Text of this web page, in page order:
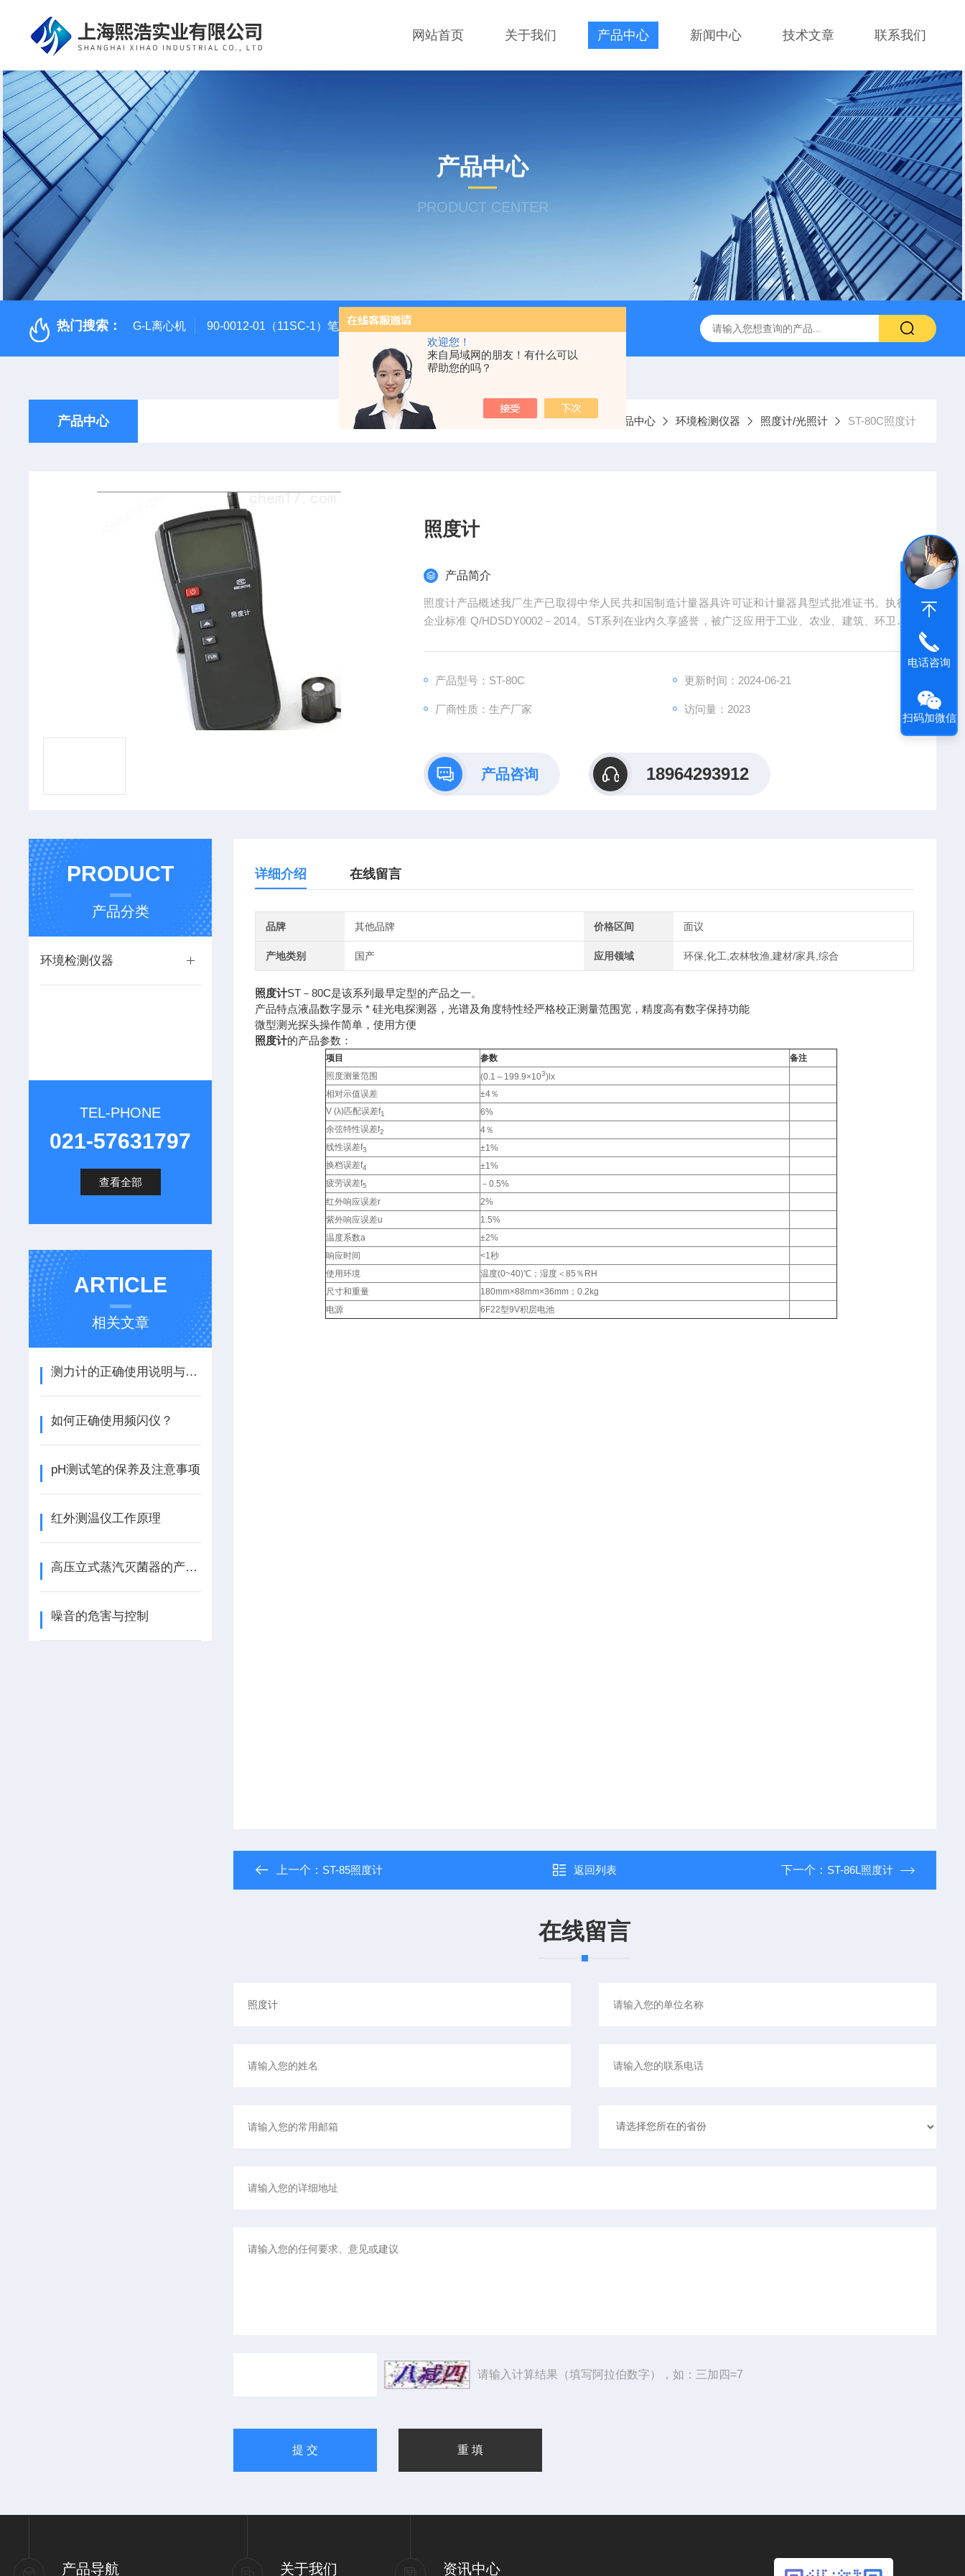
欢迎您！
来自局域网的朋友！有什么可以
帮助您的吗？
网站首页 关于我们 产品中心 新闻中心 技术文章 联系我们
产品中心
PRODUCT CENTER
热门搜索： G-L离心机 90-0012-01（11SC-1）笔式汞灯 ZX-3手持式超声波测厚仪 ST800-EA红外灭菌器 SN210C高压立式蒸汽灭
产品中心 当前位置：首页 产品中心 环境检测仪器 照度计/光照计 ST-80C照度计
照度计
产品简介
照度计产品概述我厂生产已取得中华人民共和国制造计量器具许可证和计量器具型式批准证书。执行
企业标准 Q/HDSDY0002－2014。ST系列在业内久享盛誉，被广泛应用于工业、农业、建筑、环卫、
产品型号：ST-80C 更新时间：2024-06-21
厂商性质：生产厂家 访问量：2023
产品咨询 18964293912
PRODUCT
产品分类
环境检测仪器
TEL-PHONE
021-57631797
查看全部
ARTICLE
相关文章
测力计的正确使用说明与操作？
如何正确使用频闪仪？
pH测试笔的保养及注意事项
红外测温仪工作原理
高压立式蒸汽灭菌器的产品技术特点和用途说明
噪音的危害与控制
详细介绍 在线留言
品牌 其他品牌 价格区间 面议
产地类别 国产 应用领域 环保,化工,农林牧渔,建材/家具,综合
照度计ST－80C是该系列最早定型的产品之一。
产品特点液晶数字显示 * 硅光电探测器，光谱及角度特性经严格校正测量范围宽，精度高有数字保持功能
微型测光探头操作简单，使用方便
照度计的产品参数：
项目 参数
备注
照度测量范围
(0.1～199.9×103)lx
相对示值误差
±4％
V (λ)匹配误差f1
6%
余弦特性误差f2
4％
线性误差f3
±1%
换档误差f4
±1%
疲劳误差f5
－0.5%
红外响应误差r
2%
紫外响应误差u
1.5%
温度系数a
±2%
响应时间
<1秒
使用环境
温度(0~40)℃；湿度＜85％RH
尺寸和重量
180mm×88mm×36mm；0.2kg
电源
6F22型9V积层电池
上一个： ST-85照度计 返回列表 下一个： ST-86L照度计
在线留言
请输入计算结果（填写阿拉伯数字），如：三加四=7
产品导航 关于我们 资讯中心
电话咨询
扫码加微信